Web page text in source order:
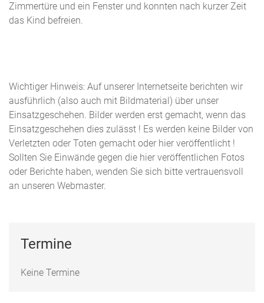
Zimmertüre und ein Fenster und konnten nach kurzer Zeit
das Kind befreien.
Wichtiger Hinweis: Auf unserer Internetseite berichten wir
ausführlich (also auch mit Bildmaterial) über unser
Einsatzgeschehen. Bilder werden erst gemacht, wenn das
Einsatzgeschehen dies zulässt ! Es werden keine Bilder von
Verletzten oder Toten gemacht oder hier veröffentlicht !
Sollten Sie Einwände gegen die hier veröffentlichen Fotos
oder Berichte haben, wenden Sie sich bitte vertrauensvoll
an unseren Webmaster.
Termine
Keine Termine